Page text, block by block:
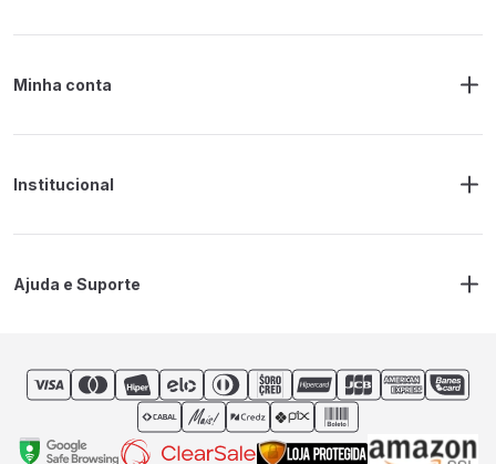
Minha conta
Endereço de Entrega
Institucional
Politica de Privacidade
Ajuda e Suporte